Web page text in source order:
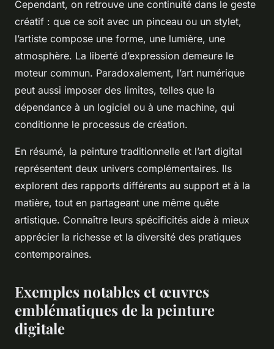
Cependant, on retrouve une continuité dans le geste
créatif : que ce soit avec un pinceau ou un stylet,
l’artiste compose une forme, une lumière, une
atmosphère. La liberté d’expression demeure le
moteur commun. Paradoxalement, l’art numérique
peut aussi imposer des limites, telles que la
dépendance à un logiciel ou à une machine, qui
conditionne le processus de création.
En résumé, la peinture traditionnelle et l’art digital
représentent deux univers complémentaires. Ils
explorent des rapports différents au support et à la
matière, tout en partageant une même quête
artistique. Connaître leurs spécificités aide à mieux
apprécier la richesse et la diversité des pratiques
contemporaines.
Exemples notables et œuvres
emblématiques de la peinture
digitale